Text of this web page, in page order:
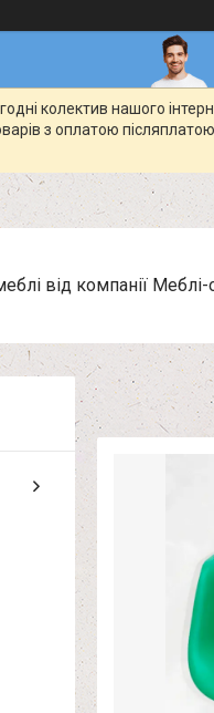
колектив нашого
з оплатою
від компанії Меблі-